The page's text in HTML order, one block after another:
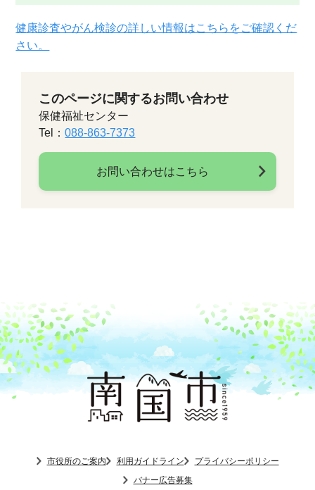
健康診査やがん検診の詳しい情報はこちらをご確認くだ
さい。
このページに関するお問い合わせ
保健福祉センター
Tel：088-863-7373
お問い合わせはこちら
市役所のご案内 利用ガイドライン
プライバシーポリシー
バナー広告募集